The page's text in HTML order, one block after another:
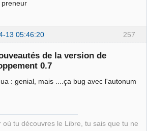
preneur
257
13 05:46:20
de la version de
0.7
: genial, mais ....ça bug avec l'autonum
où tu découvres le Libre, tu sais que tu ne